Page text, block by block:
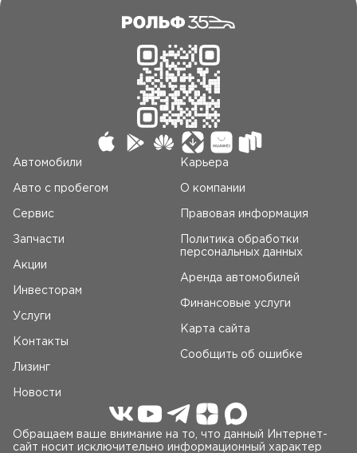
Автомобили
Авто c пробегом
Сервис
Запчасти
Акции
Инвесторам
Услуги
Контакты
Лизинг
Новости
Карьера
О компании
Правовая информация
Политика обработки
персональных данных
Аренда автомобилей
Финансовые услуги
Карта сайта
Сообщить об ошибке
Обращаем ваше внимание на то, что данный Интернет-
сайт носит исключительно информационный характер